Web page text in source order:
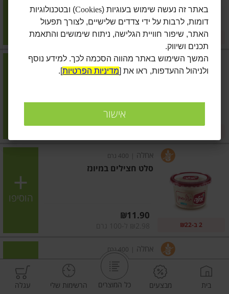
מחיר מחירון ₪11.90
₪2.98 ל-100 גרם 2 ב-₪22
הוסיפו
אחלה | 400 גרם
סלט חציל בטעם כבד
₪17.90
הוסיפו
אחלה 400 גרם
סלט חצילים במיונז
₪11.90
2 ב-₪22
הוסיפו
אחלה 400 גרם
סלט כרוב אדום במיונז
בית מבצעים כל המוצרים הרשימות שלי עגלה
באתר זה נעשה שימוש בעוגיות (Cookies) ובטכנולוגיות
דומות, לרבות על ידי צדדים שלישיים, לצורך תפעול
האתר, שיפור חוויית הגלישה, ניתוח שימושים והתאמת
תכנים ושיווק.
המשך השימוש באתר מהווה הסכמה לכך. למידע נוסף
ולניהול ההעדפות, ראו את [מדיניות הפרטיות].
אישור